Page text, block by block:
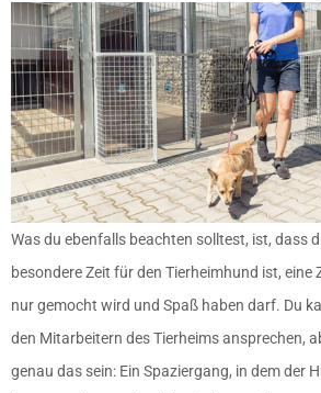
Was du ebenfalls beachten solltest, ist, dass
besondere Zeit für den Tierheimhund ist, eine
nur gemocht wird und Spaß haben darf. Du
den Mitarbeitern des Tierheims ansprechen,
genau das sein: Ein Spaziergang, in dem der